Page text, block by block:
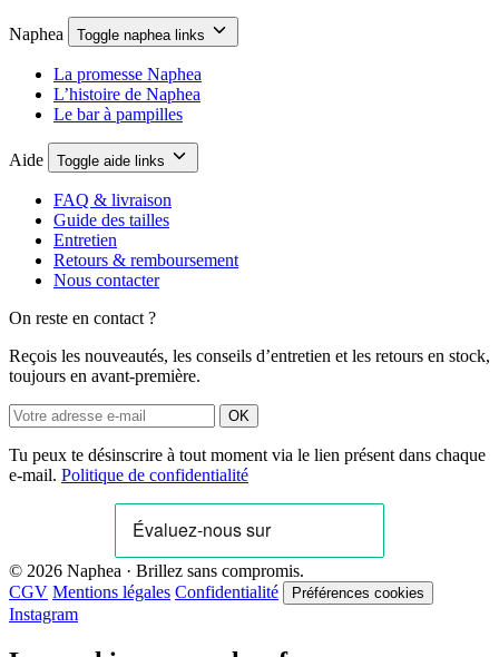
Naphea Toggle naphea links
La promesse Naphea
L’histoire de Naphea
Le bar à pampilles
Aide Toggle aide links
FAQ & livraison
Guide des tailles
Entretien
Retours & remboursement
Nous contacter
On reste en contact ?
Reçois les nouveautés, les conseils d’entretien et les retours en stock,
toujours en avant-première.
OK
Tu peux te désinscrire à tout moment via le lien présent dans chaque
e-mail. Politique de confidentialité
© 2026 Naphea · Brillez sans compromis.
CGV Mentions légales Confidentialité Préférences cookies
Instagram